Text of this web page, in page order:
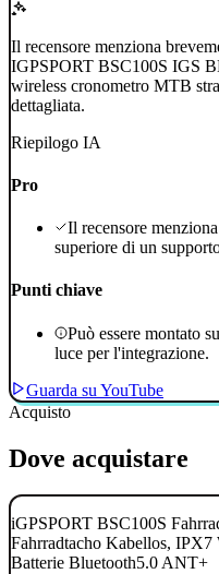
Il recensore menziona
IGPSPORT BSC100S IGS
wireless cronometro MTB
dettagliata.
Riepilogo IA
Pro
Il recensore
superiore di un
Punti chiave
Può essere montato
luce per l'integrazione.
Guarda su YouTube
Acquisto
Dove acquistare
iGPSPORT BSC100S
Fahrradtacho Kabellos, IPX7
Batterie Bluetooth5.0 ANT+